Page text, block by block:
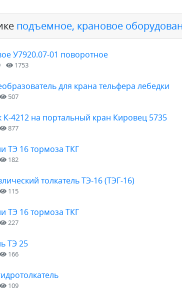
подъемное, крановое
У7920.07-01 поворотное
1753
для крана тельфера лебедки
507
4212 на портальный кран Кировец 5735
877
ТЭ 16 тормоза ТКГ
182
толкатель ТЭ-16 (ТЭГ-16)
115
ТЭ 16 тормоза ТКГ
227
ТЭ 25
166
109